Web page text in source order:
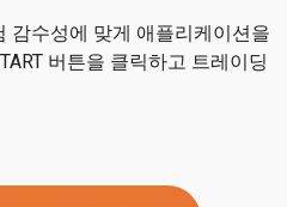
감수성에 맞게 애플리케이션을
버튼을 클릭하고 트레이딩